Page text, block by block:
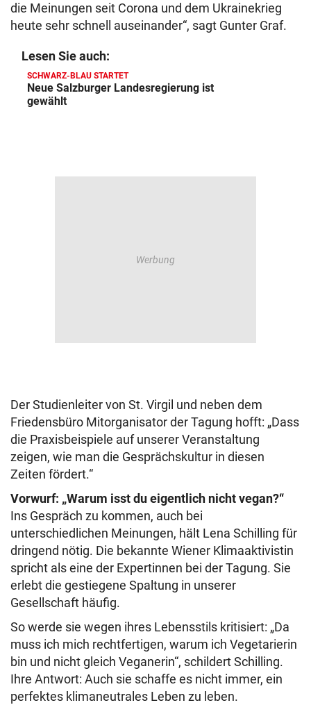
die Meinungen seit Corona und dem Ukrainekrieg
heute sehr schnell auseinander“, sagt Gunter Graf.
Lesen Sie auch:
SCHWARZ-BLAU STARTET
Neue Salzburger Landesregierung ist
gewählt
Der Studienleiter von St. Virgil und neben dem
Friedensbüro Mitorganisator der Tagung hofft: „Dass
die Praxisbeispiele auf unserer Veranstaltung
zeigen, wie man die Gesprächskultur in diesen
Zeiten fördert.“
Vorwurf: „Warum isst du eigentlich nicht vegan?“
Ins Gespräch zu kommen, auch bei
unterschiedlichen Meinungen, hält Lena Schilling für
dringend nötig. Die bekannte Wiener Klimaaktivistin
spricht als eine der Expertinnen bei der Tagung. Sie
erlebt die gestiegene Spaltung in unserer
Gesellschaft häufig.
So werde sie wegen ihres Lebensstils kritisiert: „Da
muss ich mich rechtfertigen, warum ich Vegetarierin
bin und nicht gleich Veganerin“, schildert Schilling.
Ihre Antwort: Auch sie schaffe es nicht immer, ein
perfektes klimaneutrales Leben zu leben.